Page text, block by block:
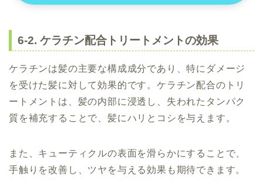
6-2. ケラチン配合トリートメントの効果
ケラチンは髪の主要な構成成分であり、特にダメージ
を受けた髪に対して効果的です。ケラチン配合のトリ
ートメントは、髪の内部に浸透し、失われたタンパク
質を補充することで、髪にハリとコシを与えます。
また、キューティクルの表面を滑らかにすることで、
手触りを改善し、ツヤを与える効果も期待できます。